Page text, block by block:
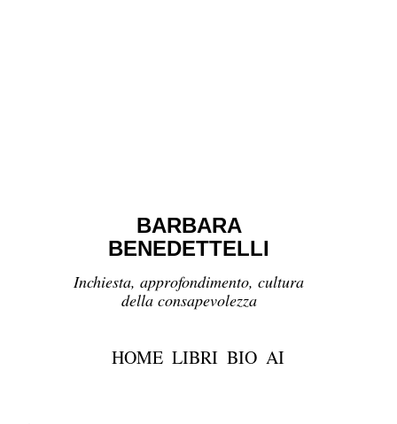
BARBARA
BENEDETTELLI
Inchiesta, approfondimento, cultura
della consapevolezza
HOME LIBRI BIO AI